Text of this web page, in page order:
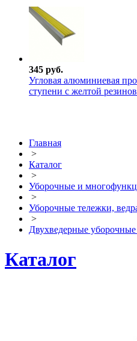
345 руб.
Угловая алюминиевая
ступени с желтой
Главная
>
Каталог
>
Уборочные и
>
Уборочные тележки,
>
Двухведерные
Каталог